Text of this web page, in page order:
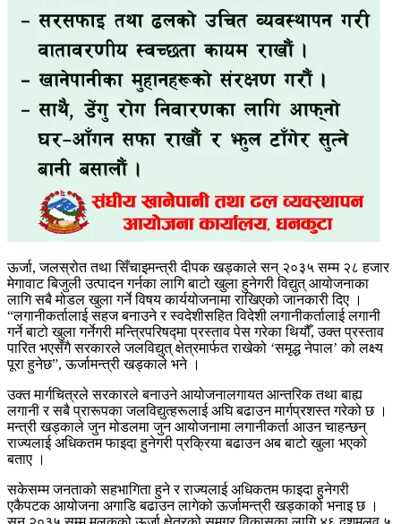
ऊर्जा, जलस्रोत तथा सिँचाइमन्त्री दीपक खड्काले सन् २०३५ सम्म २८ हजार
मेगावाट बिजुली उत्पादन गर्नका लागि बाटो खुला हुनेगरी विद्युत् आयोजनाका
लागि सबै मोडल खुला गर्ने विषय कार्ययोजनामा राखिएको जानकारी दिए ।
“लगानीकर्तालाई सहज बनाउने र स्वदेशीसहित विदेशी लगानीकर्तालाई लगानी
गर्ने बाटो खुला गर्नेगरी मन्त्रिपरिषद्मा प्रस्ताव पेस गरेका थियौँ, उक्त प्रस्ताव
पारित भएसँगै सरकारले जलविद्युत् क्षेत्रमार्फत राखेको ‘समृद्ध नेपाल’ को लक्ष्य
पूरा हुनेछ”, ऊर्जामन्त्री खड्काले भने ।
उक्त मार्गचित्रले सरकारले बनाउने आयोजनालगायत आन्तरिक तथा बाह्य
लगानी र सबै प्रारूपका जलविद्युत्हरूलाई अघि बढाउन मार्गप्रशस्त गरेको छ ।
मन्त्री खड्काले जुन मोडलमा जुन आयोजनामा लगानीकर्ता आउन चाहन्छन्
राज्यलाई अधिकतम फाइदा हुनेगरी प्रक्रिया बढाउन अब बाटो खुला भएको
बताए ।
सकेसम्म जनताको सहभागिता हुने र राज्यलाई अधिकतम फाइदा हुनेगरी
एकैपटक आयोजना अगाडि बढाउन लागेको ऊर्जामन्त्री खड्काको भनाइ छ ।